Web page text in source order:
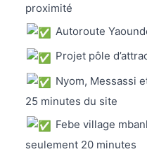
proximité
Autoroute
Projet pôle
Nyom, Messassi
25 minutes du site
Febe village
seulement 20 minutes